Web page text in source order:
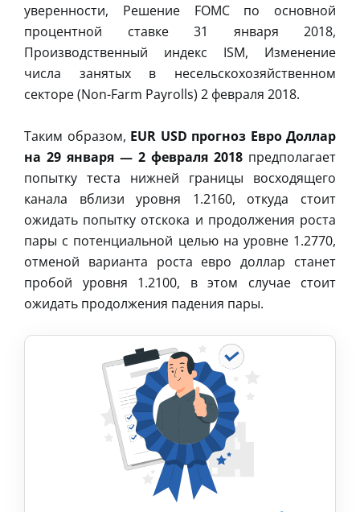
уверенности, Решение FOMC по основной
процентной ставке 31 января 2018,
Производственный индекс ISM, Изменение
числа занятых в несельскохозяйственном
секторе (Non-Farm Payrolls) 2 февраля 2018.
Таким образом, EUR USD прогноз Евро Доллар
на 29 января — 2 февраля 2018 предполагает
попытку теста нижней границы восходящего
канала вблизи уровня 1.2160, откуда стоит
ожидать попытку отскока и продолжения роста
пары с потенциальной целью на уровне 1.2770,
отменой варианта роста евро доллар станет
пробой уровня 1.2100, в этом случае стоит
ожидать продолжения падения пары.